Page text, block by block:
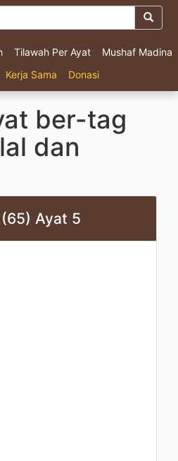
Tilawah Per Ayat
Mushaf Madina
Kerja Sama Donasi
ber-tag
dan
Ayat 5